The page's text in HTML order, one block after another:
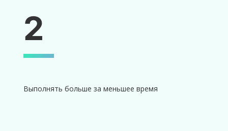
2
Выполнять больше за меньшее время